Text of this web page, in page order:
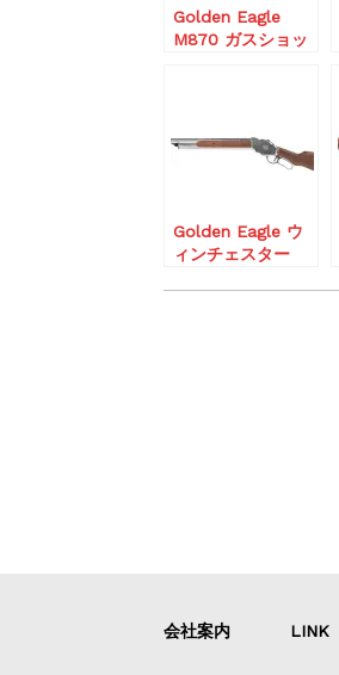
Golden Eagle
M870 ガスショッ
Golden Eagle ウ
ィンチェスター
会社案内 LINK